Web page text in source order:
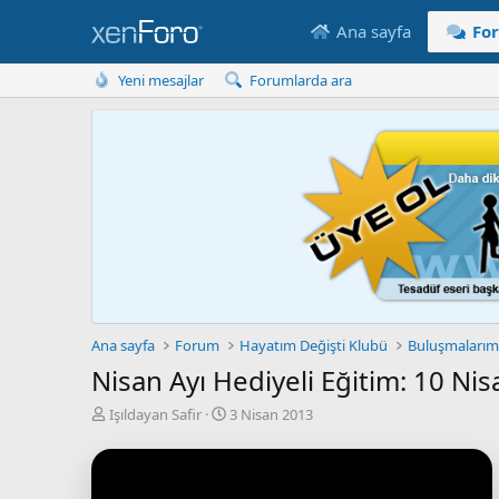
Ana sayfa
Yeni mesajlar Forumlarda ara
Ana sayfa Forum Hayatım Değişti Klubü
Nisan Ayı Hediyeli Eğitim: 10
K
n
Işıldayan Safir
B
ş
3 Nisan 2013